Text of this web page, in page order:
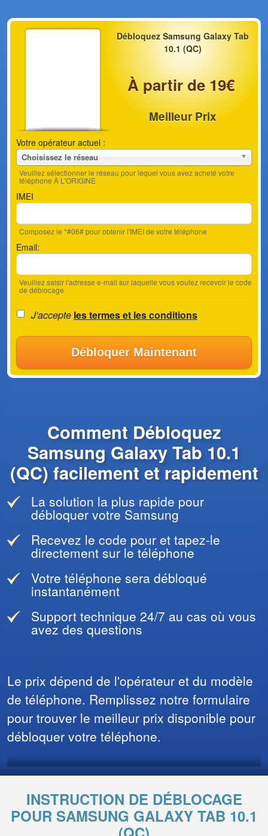
Débloquez Samsung Galaxy Tab
10.1 (QC)
À partir de 19€
Meilleur Prix
Votre opérateur actuel :
Choisissez le réseau
Veuillez sélectionner le réseau pour lequel vous avez acheté votre
téléphone À L'ORIGINE
IMEI
Composez le *#06# pour obtenir l'IMEI de votre téléphone
Email:
Veuillez saisir l'adresse e-mail sur laquelle vous voulez recevoir le code
de déblocage
J'accepte les termes et les conditions
Débloquer Maintenant
Comment Débloquez
Samsung Galaxy Tab 10.1
(QC) facilement et rapidement
La solution la plus rapide pour
débloquer votre Samsung
Recevez le code pour et tapez-le
directement sur le téléphone
Votre téléphone sera débloqué
instantanément
Support technique 24/7 au cas où vous
avez des questions
Le prix dépend de l'opérateur et du modèle
de téléphone. Remplissez notre formulaire
pour trouver le meilleur prix disponible pour
débloquer votre téléphone.
INSTRUCTION DE DÉBLOCAGE
POUR SAMSUNG GALAXY TAB 10.1